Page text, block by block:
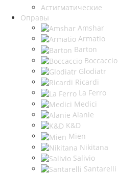
Астигматические
Оправы
Amshar
Armatio
Barton
Boccaccio
Glodiatr
Ricardi
La Ferro
Medici
Alanie
K&D
Mien
Nikitana
Salivio
Santarelli